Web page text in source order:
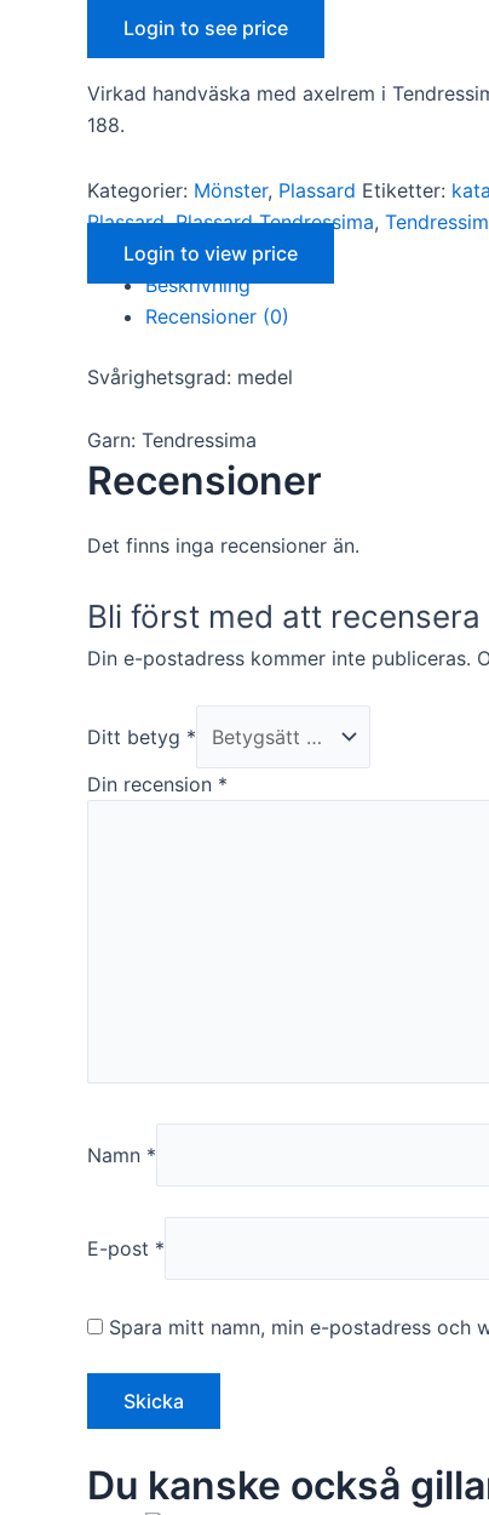
Login to see price
Virkad handväska med axelrem i
188.
Kategorier: Mönster, Plassard Etiketter:
Plassard,Plassard Tendressima,
Login to view price
Beskrivning
Recensioner (0)
Svårighetsgrad: medel
Garn: Tendressima
Recensioner
Det finns inga recensioner än.
Bli först med att recensera
Din e-postadress kommer inte publiceras.
Ditt betyg *
Din recension *
Namn *
E-post *
Spara mitt namn, min e-postadress och
Du kanske också
Nödvändiga
Dessa kakor
välja bort. De
behövs för
att hemsidan
över huvud
Statistik
hemsidans
uppbyggnad,
hur hemsidan
används.
För att vår
prestera så
bra som
Marknadsföring
Genom att dela
med dig av dina
surfar ökar du
chansen att få se
anpassat innehåll